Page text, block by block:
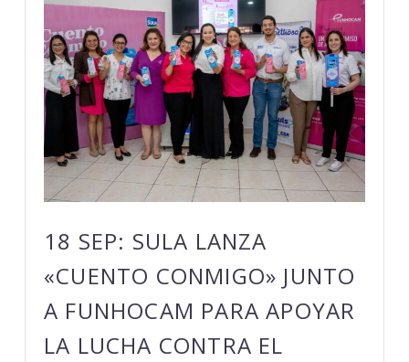
18 SEP: SULA LANZA
«CUENTO CONMIGO» JUNTO
A FUNHOCAM PARA APOYAR
LA LUCHA CONTRA EL